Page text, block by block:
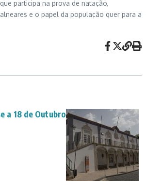
participa na prova de natação,
e o papel da população quer para a
a 18 de Outubro